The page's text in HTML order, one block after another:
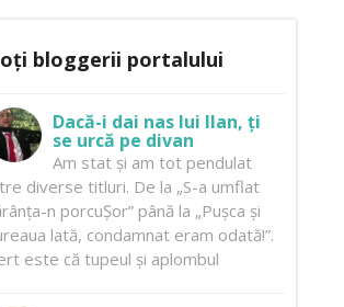
bloggerii portalului
Dacă-i dai nas lui Ilan, ți
se urcă pe divan
Am stat și am tot pendulat
diverse titluri. De la „S-a umflat
n porcuȘor” până la „Pușca și
lată, condamnat eram odată!”.
este că tupeul și aplombul